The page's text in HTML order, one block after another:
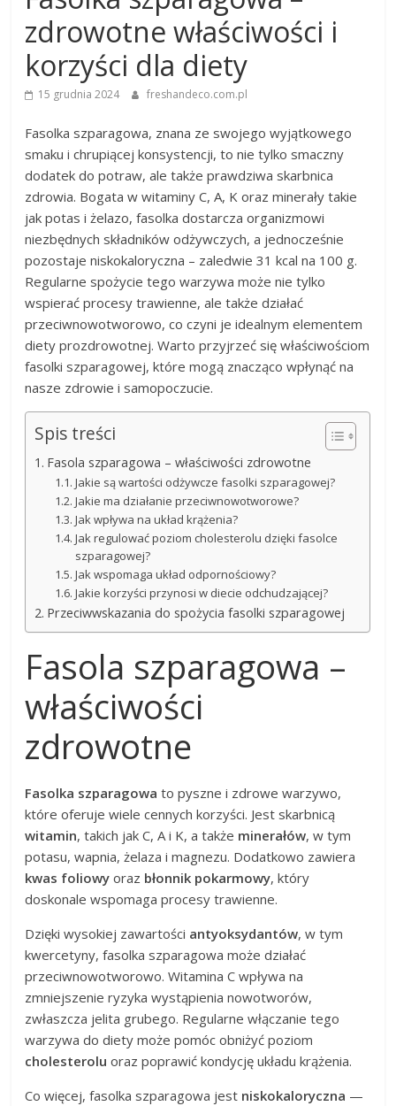
zdrowotne właściwości i
korzyści dla diety
15 grudnia 2024 freshandeco.com.pl
Fasolka szparagowa, znana ze swojego wyjątkowego
smaku i chrupiącej konsystencji, to nie tylko smaczny
dodatek do potraw, ale także prawdziwa skarbnica
zdrowia. Bogata w witaminy C, A, K oraz minerały takie
jak potas i żelazo, fasolka dostarcza organizmowi
niezbędnych składników odżywczych, a jednocześnie
pozostaje niskokaloryczna – zaledwie 31 kcal na 100 g.
Regularne spożycie tego warzywa może nie tylko
wspierać procesy trawienne, ale także działać
przeciwnowotworowo, co czyni je idealnym elementem
diety prozdrowotnej. Warto przyjrzeć się właściwościom
fasolki szparagowej, które mogą znacząco wpłynąć na
nasze zdrowie i samopoczucie.
Spis treści
Fasola szparagowa – właściwości zdrowotne
Jakie są wartości odżywcze fasolki szparagowej?
Jakie ma działanie przeciwnowotworowe?
Jak wpływa na układ krążenia?
Jak regulować poziom cholesterolu dzięki fasolce
szparagowej?
Jak wspomaga układ odpornościowy?
Jakie korzyści przynosi w diecie odchudzającej?
Przeciwwskazania do spożycia fasolki szparagowej
Fasola szparagowa –
właściwości
zdrowotne
Fasolka szparagowa to pyszne i zdrowe warzywo,
które oferuje wiele cennych korzyści. Jest skarbnicą
witamin, takich jak C, A i K, a także minerałów, w tym
potasu, wapnia, żelaza i magnezu. Dodatkowo zawiera
kwas foliowy oraz błonnik pokarmowy, który
doskonale wspomaga procesy trawienne.
Dzięki wysokiej zawartości antyoksydantów, w tym
kwercetyny, fasolka szparagowa może działać
przeciwnowotworowo. Witamina C wpływa na
zmniejszenie ryzyka wystąpienia nowotworów,
zwłaszcza jelita grubego. Regularne włączanie tego
warzywa do diety może pomóc obniżyć poziom
cholesterolu oraz poprawić kondycję układu krążenia.
Co więcej, fasolka szparagowa jest niskokaloryczna —